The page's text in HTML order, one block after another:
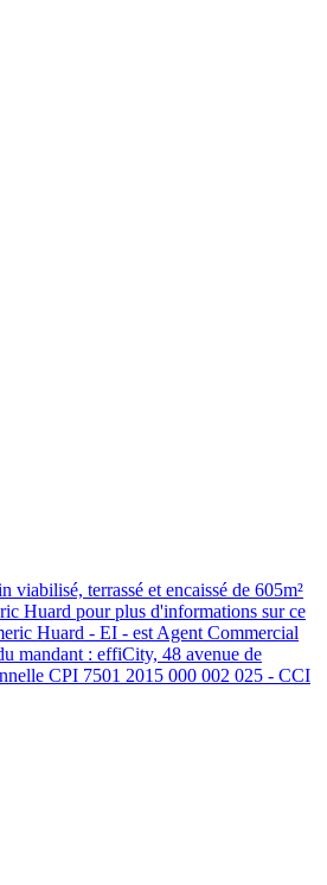
terrassé et encaissé de 605m²
Huard pour plus d'informations sur ce
Huard - EI - est Agent Commercial
mandant : effiCity, 48 avenue de
CPI 7501 2015 000 002 025 - CCI